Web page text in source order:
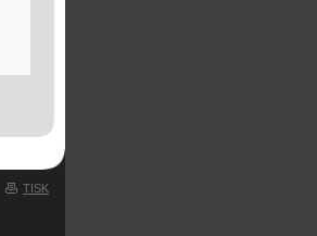
TISK